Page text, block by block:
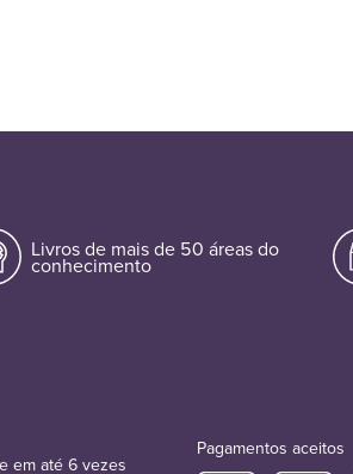
Livros de mais de 50 áreas do
conhecimento
em até 6 vezes
Pagamentos aceitos